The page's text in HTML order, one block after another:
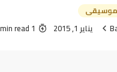
موسيقى
يناير 1, 2015 1 min read